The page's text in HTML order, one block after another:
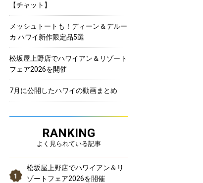
【チャット】
メッシュトートも！ディーン＆デルー
カ ハワイ新作限定品5選
松坂屋上野店でハワイアン＆リゾート
フェア2026を開催
7月に公開したハワイの動画まとめ
RANKING
よく見られている記事
松坂屋上野店でハワイアン＆リ
ゾートフェア2026を開催